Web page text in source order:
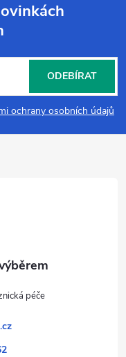
ochrany osobních údajů
ODEBÍRAT